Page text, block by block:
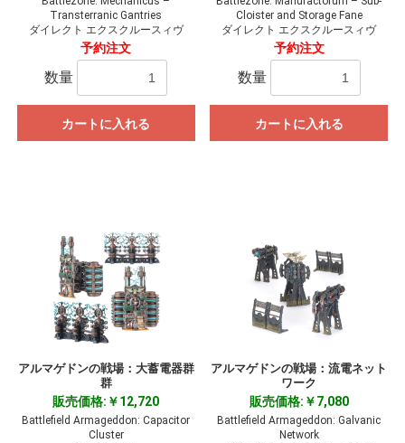
Transterranic Gantries
ダイレクト エクスクルースィヴ
予約注文
数量
カートに入れる
Cloister and Storage Fane
ダイレクト エクスクルースィヴ
予約注文
数量
カートに入れる
アルマゲドンの戦場：大蓄電器群
群
販売価格:￥12,720
Battlefield Armageddon: Capacitor
Cluster
アルマゲドンの戦場：流電ネット
ワーク
販売価格:￥7,080
Battlefield Armageddon: Galvanic
Network